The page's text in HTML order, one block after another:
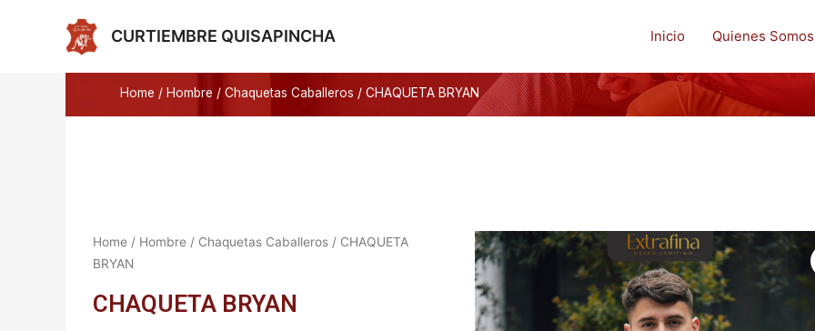
CURTIEMBRE QUISAPINCHA Inicio Quienes Somos
Home / Hombre / Chaquetas Caballeros / CHAQUETA BRYAN
Home / Hombre / Chaquetas Caballeros / CHAQUETA
BRYAN
CHAQUETA BRYAN